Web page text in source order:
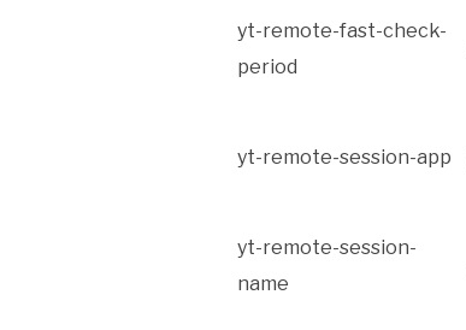
yt-remote-fast-check-
period
yt-remote-session-app
yt-remote-session-
name